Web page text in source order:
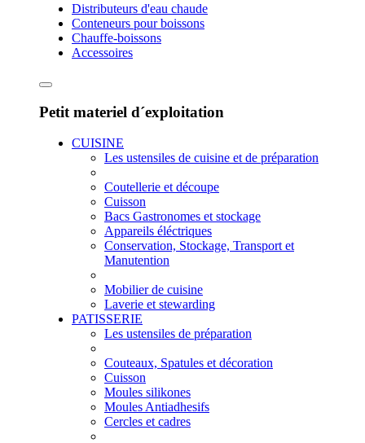
Distributeurs d'eau chaude
Conteneurs pour boissons
Chauffe-boissons
Accessoires
Petit materiel d´exploitation
CUISINE
Les ustensiles de cuisine et de préparation
Coutellerie et découpe
Cuisson
Bacs Gastronomes et stockage
Appareils éléctriques
Conservation, Stockage, Transport et
Manutention
Mobilier de cuisine
Laverie et stewarding
PATISSERIE
Les ustensiles de préparation
Couteaux, Spatules et décoration
Cuisson
Moules silikones
Moules Antiadhesifs
Cercles et cadres